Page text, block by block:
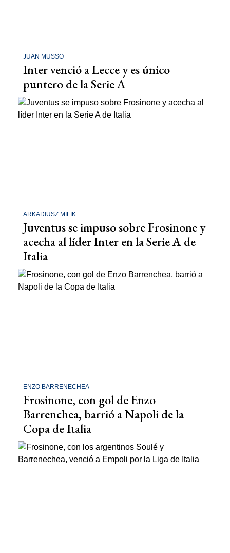
JUAN MUSSO
Inter venció a Lecce y es único
puntero de la Serie A
ARKADIUSZ MILIK
Juventus se impuso sobre Frosinone y
acecha al líder Inter en la Serie A de
Italia
ENZO BARRENECHEA
Frosinone, con gol de Enzo
Barrenchea, barrió a Napoli de la
Copa de Italia